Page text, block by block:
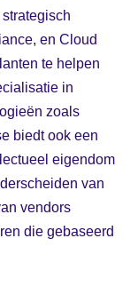
en Cloud
te helpen
in
zoals
biedt ook een
eigendom
van
vendors
die gebaseerd